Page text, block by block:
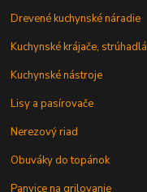
Drevené kuchynské náradie
Kuchynské krájače, strúhadlá
Kuchynské nástroje
Lisy a pasírovače
Nerezový riad
Obuváky do topánok
Panvice na grilovanie